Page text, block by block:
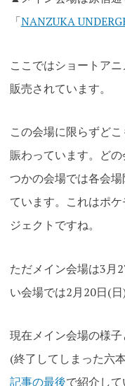
「NANZUKA
ここではショートア
販売されています。
この会場に限らずど
賑わっています。ど
つかの会場では各会
ています。これはポ
ジェクトですね。
ただメイン会場は3月
い会場では2月20日(日
現在メイン会場の様子
(終了してしまった六
記事の最後で紹介して